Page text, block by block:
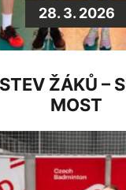
28. 3. 2026
ŽÁKŮ –
MOST